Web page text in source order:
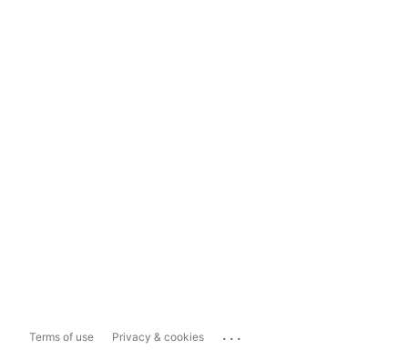
Terms of use Privacy & cookies ...